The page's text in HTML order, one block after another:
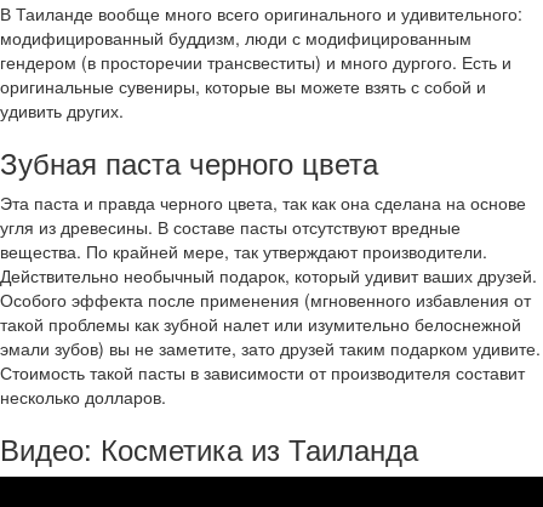
В Таиланде вообще много всего оригинального и удивительного:
модифицированный буддизм, люди с модифицированным
гендером (в просторечии трансвеститы) и много дургого. Есть и
оригинальные сувениры, которые вы можете взять с собой и
удивить других.
Зубная паста черного цвета
Эта паста и правда черного цвета, так как она сделана на основе
угля из древесины. В составе пасты отсутствуют вредные
вещества. По крайней мере, так утверждают производители.
Действительно необычный подарок, который удивит ваших друзей.
Особого эффекта после применения (мгновенного избавления от
такой проблемы как зубной налет или изумительно белоснежной
эмали зубов) вы не заметите, зато друзей таким подарком удивите.
Стоимость такой пасты в зависимости от производителя составит
несколько долларов.
Видео: Косметика из Таиланда